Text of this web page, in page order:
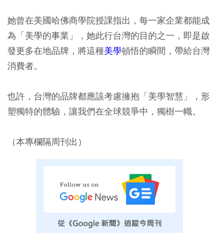
她曾在美國哈佛商學院授課指出，每一家企業都能成
為「美學的事業」，她此行台灣的目的之一，即是啟
發更多在地品牌，將這種美學頓悟的瞬間，帶給台灣
消費者。
也許，台灣的品牌都應該考慮擁抱「美學智慧」，形
塑獨特的體驗，讓我們在全球競爭中，獨樹一幟。
（本專欄隔周刊出）